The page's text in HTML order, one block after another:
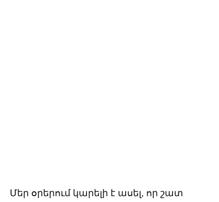
Մեր օրերում կարելի է ասել, որ շատ